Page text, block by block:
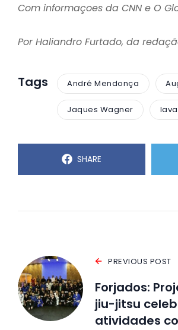
Com informaçoes da CNN e O
Por Haliandro Furtado, da
Tags André Mendonça
Jaques Wagner
SHARE
PREVIOUS POST
Forjados:
jiu-jitsu
atividades